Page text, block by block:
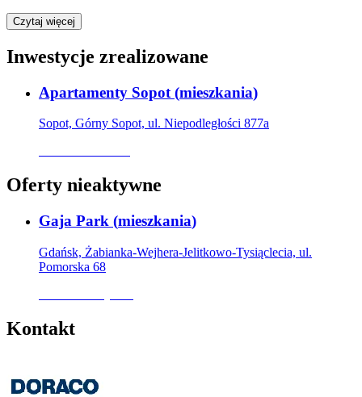
Czytaj więcej
Inwestycje zrealizowane
Apartamenty Sopot (mieszkania)
Sopot, Górny Sopot, ul. Niepodległości 877a
Oferty nieaktywne
Gaja Park (mieszkania)
Gdańsk, Żabianka-Wejhera-Jelitkowo-Tysiąclecia, ul.
Pomorska 68
Kontakt